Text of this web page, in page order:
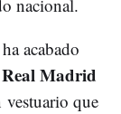
nacional.
acabado
Madrid
vestuario que